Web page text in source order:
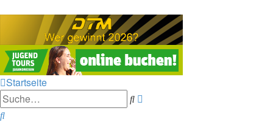
Startseite
Suche
Suche